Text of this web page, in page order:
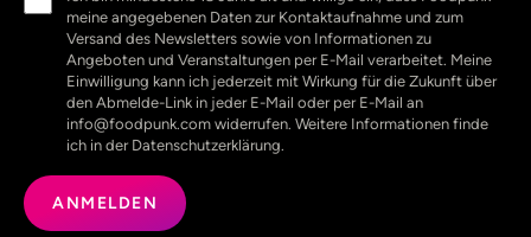
(erforderlich)meine angegebenen Daten zur Kontaktaufnahme und zum
Versand des Newsletters sowie von Informationen zu
Angeboten und Veranstaltungen per E-Mail verarbeitet. Meine
Einwilligung kann ich jederzeit mit Wirkung für die Zukunft über
den Abmelde-Link in jeder E-Mail oder per E-Mail an
info@foodpunk.com widerrufen. Weitere Informationen finde
ich in der Datenschutzerklärung.